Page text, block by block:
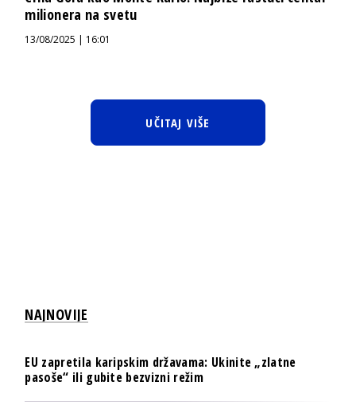
milionera na svetu
13/08/2025 | 16:01
UČITAJ VIŠE
NAJNOVIJE
EU zapretila karipskim državama: Ukinite „zlatne
pasoše“ ili gubite bezvizni režim